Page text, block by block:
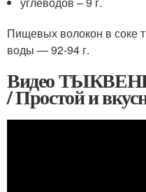
Пищевых волокон в соке
воды — 92-94 г.
Видео
/ Простой и